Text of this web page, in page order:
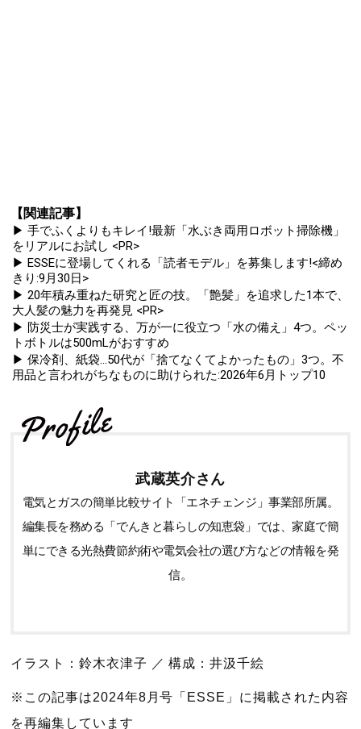
【関連記事】
▶ 手でふくよりもキレイ!最新「水ぶき両用ロボット掃除機」
をリアルにお試し <PR>
▶ ESSEに登場してくれる「読者モデル」を募集します!<締め
きり:9月30日>
▶ 20年積み重ねた研究と匠の技。「艶髪」を追求した1本で、
大人髪の魅力を再発見 <PR>
▶ 防災士が実践する、万が一に役立つ「水の備え」4つ。ペッ
トボトルは500mLがおすすめ
▶ 保冷剤、紙袋...50代が「捨てなくてよかったもの」3つ。不
用品と言われがちなものに助けられた:2026年6月トップ10
武蔵英介さん
電気とガスの簡単比較サイト「エネチェンジ」事業部所属。
編集長を務める「でんきと暮らしの知恵袋」では、家庭で簡
単にできる光熱費節約術や電気会社の選び方などの情報を発
信。
イラスト：鈴木衣津子 ／ 構成：井汲千絵
※この記事は2024年8月号「ESSE」に掲載された内容
を再編集しています